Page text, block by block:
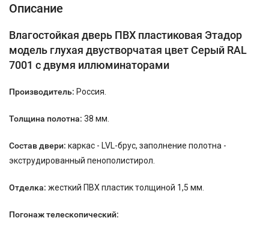
Описание
Влагостойкая дверь ПВХ пластиковая Этадор
модель глухая двустворчатая цвет Cерый RAL
7001 с двумя иллюминаторами
Производитель: Россия.
Толщина полотна: 38 мм.
Состав двери: каркас - LVL-брус, заполнение полотна -
экструдированный пенополистирол.
Отделка: жесткий ПВХ пластик толщиной 1,5 мм.
Погонаж телескопический: